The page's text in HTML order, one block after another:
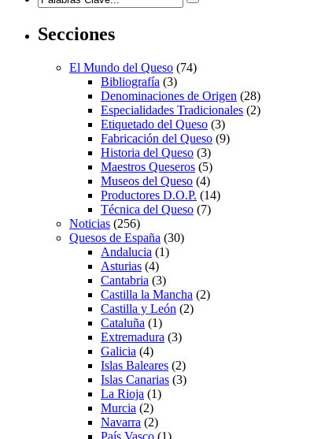
Secciones
El Mundo del Queso (74)
Bibliografía (3)
Denominaciones de Origen (28)
Especialidades Tradicionales (2)
Etiquetado del Queso (3)
Fabricación del Queso (9)
Historia del Queso (3)
Maestros Queseros (5)
Museos del Queso (4)
Productores D.O.P. (14)
Técnica del Queso (7)
Noticias (256)
Quesos de España (30)
Andalucia (1)
Asturias (4)
Cantabria (3)
Castilla la Mancha (2)
Castilla y León (2)
Cataluña (1)
Extremadura (3)
Galicia (4)
Islas Baleares (2)
Islas Canarias (3)
La Rioja (1)
Murcia (2)
Navarra (2)
País Vasco (1)